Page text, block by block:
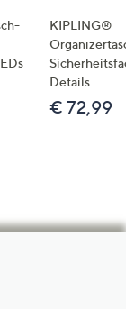
KIPLING®
Details
€ 72,99